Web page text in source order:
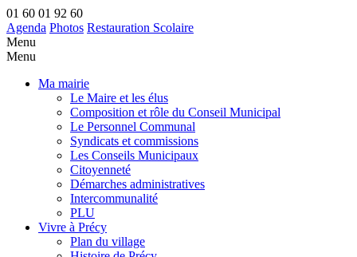
01 60 01 92 60
Agenda Photos Restauration Scolaire
Menu
Menu
Ma mairie
Le Maire et les élus
Composition et rôle du Conseil Municipal
Le Personnel Communal
Syndicats et commissions
Les Conseils Municipaux
Citoyenneté
Démarches administratives
Intercommunalité
PLU
Vivre à Précy
Plan du village